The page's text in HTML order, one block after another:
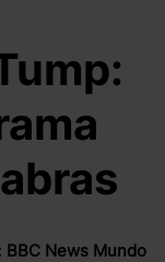
BBC News Mundo